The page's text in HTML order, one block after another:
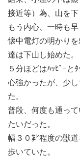
接近等）為、山を下
もう内心、一時も
懐中電灯の明かり
達は下山し始めた。
５分ほどはﾊｯﾋﾟｰと
心強かったが、少
た。
普段、何度も通っ
たいだった。
幅３０㌢程度の獣
歩いていた。